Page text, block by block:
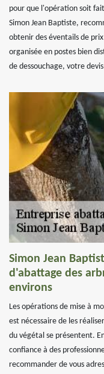
pour que l'opération soit
Simon Jean Baptiste,
obtenir des éventails de
organisée en postes bien
de dessouchage, votre
Simon Jean
d'abattage des
environs
Les opérations de mise à
est nécessaire de les
du végétal se présentent.
confiance à des
recommander de vous